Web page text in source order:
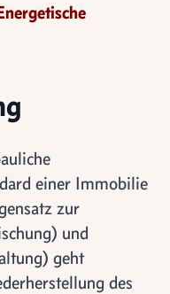
einer Immobilie
zur
und
geht
des